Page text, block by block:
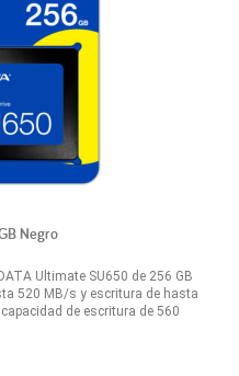
Negro
Ultimate SU650 de 256 GB
520 MB/s y escritura de hasta
de escritura de 560